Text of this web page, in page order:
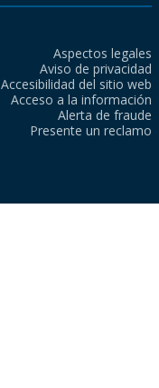
Aspectos legales
Aviso de privacidad
Accesibilidad del sitio web
Acceso a la información
Alerta de fraude
Presente un reclamo